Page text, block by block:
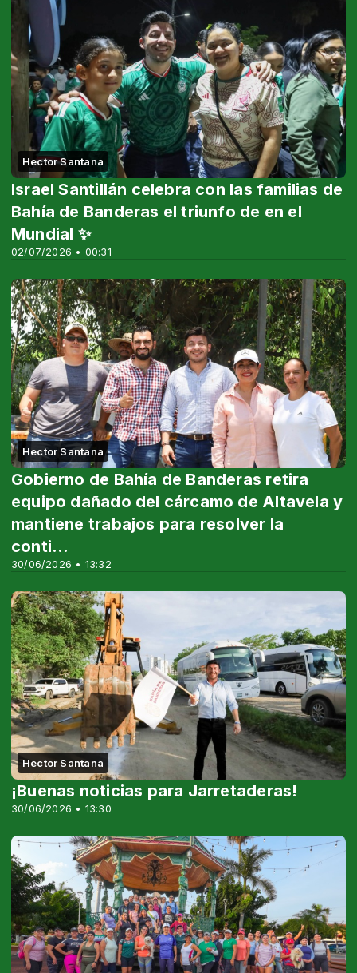
Hector Santana
02/07/2026 • 00:31
Israel Santillán celebra con las familias de
Bahía de Banderas el triunfo de en el
Mundial ✨
Hector Santana
30/06/2026 • 13:32
Gobierno de Bahía de Banderas retira
equipo dañado del cárcamo de Altavela y
mantiene trabajos para resolver la
conti...
Hector Santana
30/06/2026 • 13:30
¡Buenas noticias para Jarretaderas!